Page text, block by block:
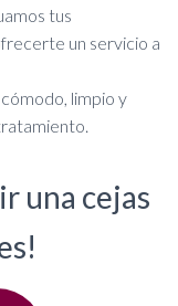
tus
un servicio a
limpio y
una cejas